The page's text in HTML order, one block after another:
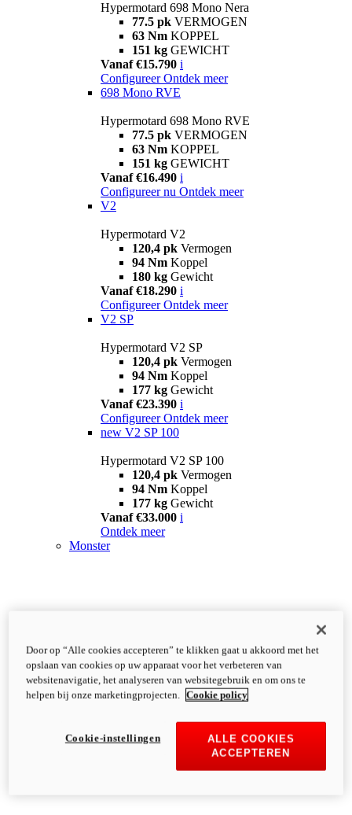
Hypermotard 698 Mono Nera
77.5 pk VERMOGEN
63 Nm KOPPEL
151 kg GEWICHT
Vanaf €15.790 i
Configureer Ontdek meer
698 Mono RVE
Hypermotard 698 Mono RVE
77.5 pk VERMOGEN
63 Nm KOPPEL
151 kg GEWICHT
Vanaf €16.490 i
Configureer nu Ontdek meer
V2
Hypermotard V2
120,4 pk Vermogen
94 Nm Koppel
180 kg Gewicht
Vanaf €18.290 i
Configureer Ontdek meer
V2 SP
Hypermotard V2 SP
120,4 pk Vermogen
94 Nm Koppel
177 kg Gewicht
Vanaf €23.390 i
Configureer Ontdek meer
new V2 SP 100
Hypermotard V2 SP 100
120,4 pk Vermogen
94 Nm Koppel
177 kg Gewicht
Vanaf €33.000 i
Ontdek meer
Monster
Door op “Alle cookies accepteren” te klikken gaat u akkoord met het
opslaan van cookies op uw apparaat voor het verbeteren van
websitenavigatie, het analyseren van websitegebruik en om ons te
helpen bij onze marketingprojecten.
Cookie policy
ALLE COOKIES
ACCEPTEREN
Cookie-instellingen